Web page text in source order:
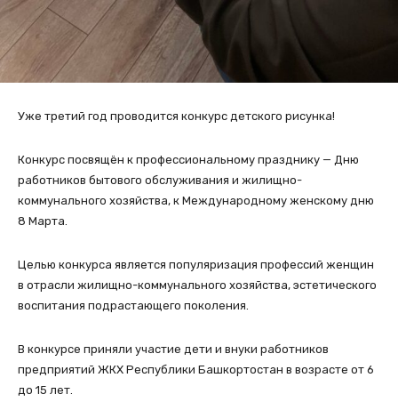
Уже третий год проводится конкурс детского рисунка!
Конкурс посвящён к профессиональному празднику — Дню
работников бытового обслуживания и жилищно-
коммунального хозяйства, к Международному женскому дню
8 Марта.
Целью конкурса является популяризация профессий женщин
в отрасли жилищно-коммунального хозяйства, эстетического
воспитания подрастающего поколения.
В конкурсе приняли участие дети и внуки работников
предприятий ЖКХ Республики Башкортостан в возрасте от 6
до 15 лет.